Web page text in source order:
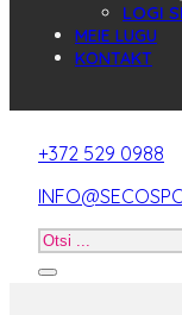
LOGI
MEIE LUGU
KONTAKT
+372 529 0988
Otsi